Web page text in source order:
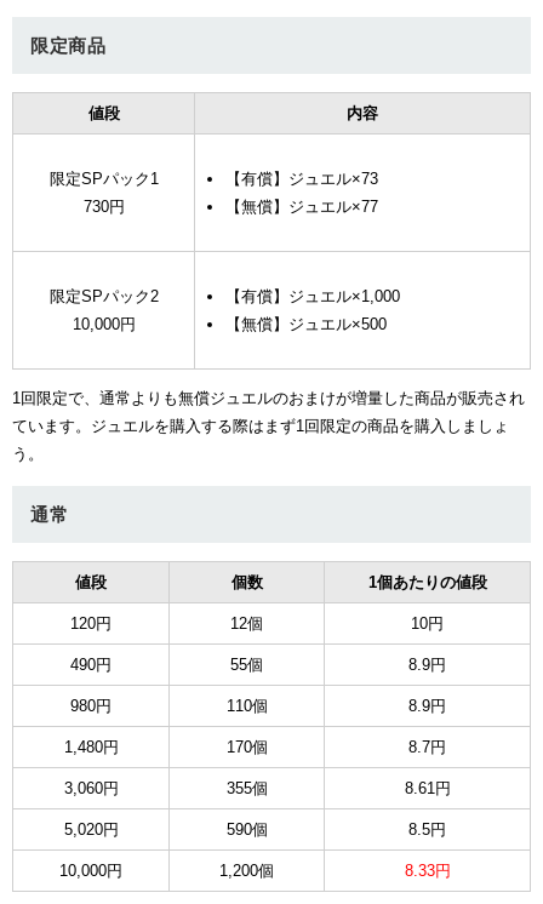
限定商品
値段 内容
限定SPパック1
730円
【有償】ジュエル×73
【無償】ジュエル×77
限定SPパック2
10,000円
【有償】ジュエル×1,000
【無償】ジュエル×500
1回限定で、通常よりも無償ジュエルのおまけが増量した商品が販売され
ています。ジュエルを購入する際はまず1回限定の商品を購入しましょ
う。
通常
値段 個数 1個あたりの値段
120円 12個 10円
490円 55個 8.9円
980円 110個 8.9円
1,480円 170個 8.7円
3,060円 355個 8.61円
5,020円 590個 8.5円
10,000円 1,200個 8.33円